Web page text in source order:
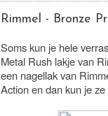
Rimmel - Bronze
Soms kun je hele
Metal Rush lakje van
een nagellak van
Action en dan kun je